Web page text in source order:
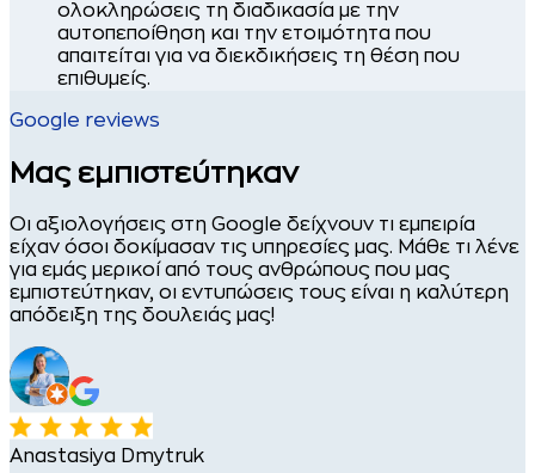
ολοκληρώσεις τη διαδικασία με την
αυτοπεποίθηση και την ετοιμότητα που
απαιτείται για να διεκδικήσεις τη θέση που
επιθυμείς.
Google reviews
Μας εμπιστεύτηκαν
Οι αξιολογήσεις στη Google δείχνουν τι εμπειρία
είχαν όσοι δοκίμασαν τις υπηρεσίες μας. Μάθε τι λένε
για εμάς μερικοί από τους ανθρώπους που μας
εμπιστεύτηκαν, οι εντυπώσεις τους είναι η καλύτερη
απόδειξη της δουλειάς μας!
Anastasiya Dmytruk